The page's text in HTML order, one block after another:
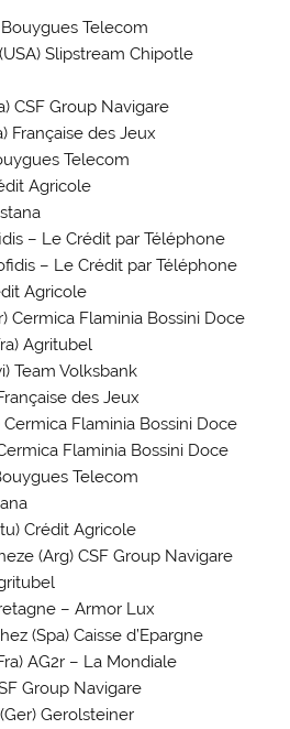
Telecom
Slipstream Chipotle
CSF Group Navigare
Française des Jeux
Telecom
Agricole
– Le Crédit par Téléphone
– Le Crédit par Téléphone
Agricole
Cermica Flaminia Bossini Doce
Agritubel
Team Volksbank
des Jeux
Flaminia Bossini Doce
Flaminia Bossini Doce
Telecom
Crédit Agricole
(Arg) CSF Group Navigare
– Armor Lux
(Spa) Caisse d’Epargne
AG2r – La Mondiale
Group Navigare
Gerolsteiner